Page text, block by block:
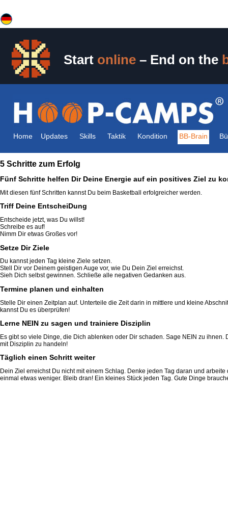
Start online – End on the
Home Updates Skills Taktik Kondition BB-Brain
5 Schritte zum Erfolg
Fünf Schritte helfen Dir Deine Energie auf ein positives Ziel zu
Mit diesen fünf Schritten kannst Du beim Basketball erfolgreicher werden.
Triff Deine EntscheiDung
Entscheide jetzt, was Du willst!
Schreibe es auf!
Nimm Dir etwas Großes vor!
Setze Dir Ziele
Du kannst jeden Tag kleine Ziele setzen.
Stell Dir vor Deinem geistigen Auge vor, wie Du Dein Ziel erreichst.
Sieh Dich selbst gewinnen. Schließe alle negativen Gedanken aus.
Termine planen und einhalten
Stelle Dir einen Zeitplan auf. Unterteile die Zeit darin in mittlere und kleine
kannst Du es überprüfen!
Lerne NEIN zu sagen und trainiere Disziplin
Es gibt so viele Dinge, die Dich ablenken oder Dir schaden. Sage NEIN zu ihnen.
mit Disziplin zu handeln!
Täglich einen Schritt weiter
Dein Ziel erreichst Du nicht mit einem Schlag. Denke jeden Tag daran und
einmal etwas weniger. Bleib dran! Ein kleines Stück jeden Tag. Gute Dinge